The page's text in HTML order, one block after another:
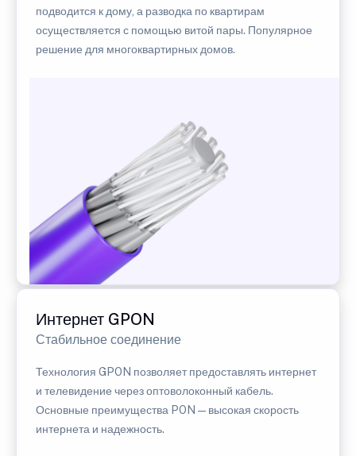
подводится к дому, а разводка по квартирам
осуществляется с помощью витой пары. Популярное
решение для многоквартирных домов.
Интернет GPON
Стабильное соединение
Технология GPON позволяет предоставлять интернет
и телевидение через оптоволоконный кабель.
Основные преимущества PON — высокая скорость
интернета и надежность.